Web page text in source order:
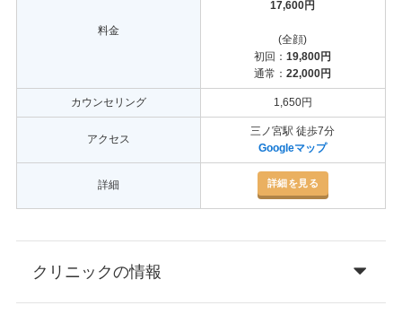
料金
17,600円
(全顔)
初回：19,800円
通常：22,000円
カウンセリング 1,650円
アクセス
三ノ宮駅 徒歩7分
Googleマップ
詳細 詳細を見る
クリニックの情報